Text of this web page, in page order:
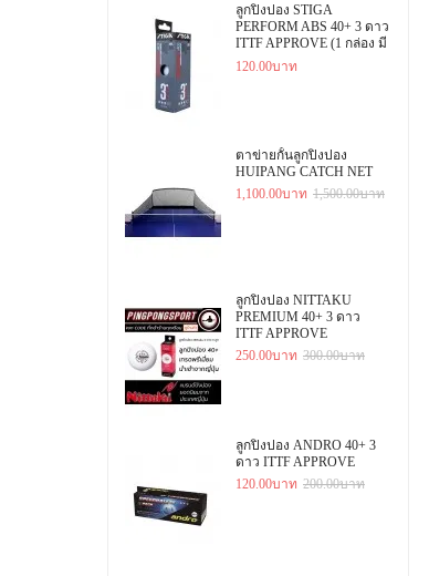
ลูกปิงปอง STIGA
PERFORM ABS 40+ 3 ดาว
ITTF APPROVE (1 กล่อง มี
3 ลูก)
120.00บาท
ตาข่ายกั้นลูกปิงปอง
HUIPANG CATCH NET
1,100.00บาท 1,500.00บาท
ลูกปิงปอง NITTAKU
PREMIUM 40+ 3 ดาว
ITTF APPROVE
250.00บาท 300.00บาท
ลูกปิงปอง ANDRO 40+ 3
ดาว ITTF APPROVE
120.00บาท 200.00บาท